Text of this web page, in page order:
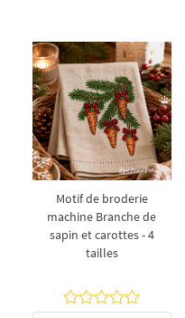
Motif de broderie
machine Branche de
sapin et carottes - 4
tailles